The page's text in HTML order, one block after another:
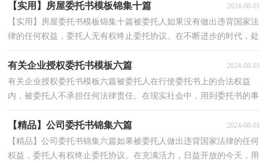
【实用】房屋委托书模板锦集十篇 2024-08-01
【实用】房屋委托书模板锦集十篇被委托人如果没有做出违背国家法
律的任何权益，委托人无有权终止委托协议。在不断进步的时代，处
有关企业授权委托书模板六篇 2024-08-01
有关企业授权委托书模板六篇被委托人在行使委托书上的合法权益
内，被委托人不承担任何法律责任。在现实社会中，用到委托书的事
【精品】公司委托书锦集六篇 2024-08-01
【精品】公司委托书锦集六篇如果被委托人做出违背国家法律的任何
权益，委托人有权终止委托协议。在充满活力，日益开放的今天，用